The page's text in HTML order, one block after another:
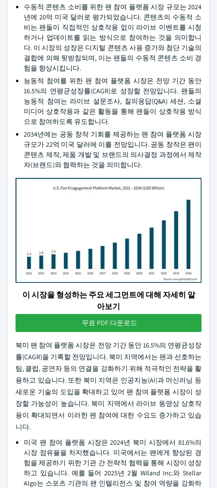
수동적 콘텐츠 소비를 위한 팬 참여 플랫폼 시장 규모는 2024
년에 20억 미국 달러로 평가되었습니다. 콘텐츠의 수동적 소
비는 팬들이 직접적인 상호작용 없이 라이브 이벤트를 시청
하거나 업데이트를 읽는 방식으로 참여하는 것을 의미합니
다. 이 시장의 성장은 디지털 콘텐츠 사용 증가와 첨단 기술의
결합에 의해 뒷받침되며, 이는 팬들의 수동적 콘텐츠 소비 경
험을 향상시킵니다.
능동적 참여를 위한 팬 참여 플랫폼 시장은 전망 기간 동안
16.5%의 연평균성장률(CAGR)로 성장할 전망입니다. 팬들의
능동적 참여는 라이브 설문조사, 질의응답(Q&A) 세션, 소셜
미디어 상호작용과 같은 활동을 통해 팬들이 상호작용 방식
으로 참여하도록 유도합니다.
2034년에는 공동 창작 기회를 제공하는 팬 참여 플랫폼 시장
규모가 22억 미국 달러에 이를 전망입니다. 공동 창작은 팬이
콘텐츠 제작, 제품 개발 및 브랜드의 의사결정 과정에서 제작
자(브랜드)와 협력하는 것을 의미합니다.
이 시장을 형성하는 주요 세그먼트에 대해 자세히 알
아보기
무료 PDF 다운로드
북미 팬 참여 플랫폼 시장은 전망 기간 동안 16.5%의 연평균성장
률(CAGR)을 기록할 전망입니다. 북미 지역에서는 팬과 선호하는
팀, 클럽, 공연자 등의 연결을 강화하기 위해 적극적인 전략을 활
용하고 있습니다. 또한 북미 지역은 인공지능(AI)과 머신러닝 등
새로운 기술의 도입을 확대하고 있어 팬 참여 플랫폼 시장이 성
장할 가능성이 높습니다. 북미 지역에서 라이브 동영상 상호작
용이 확대되면서 이러한 팬 참여에 대한 수요도 증가하고 있습
니다.
미국 팬 참여 플랫폼 시장은 2024년 북미 시장에서 81.6%의
시장 점유율을 차지했습니다. 미국에서는 팬에게 향상된 경
험을 제공하기 위한 기관 간 전략적 협력을 통해 시장이 성장
하고 있습니다. 예를 들어 2025년 2월 Wiland Inc.와 Stellar
Algo는 스포츠 기관의 팬 인텔리전스 및 참여 역량을 강화하